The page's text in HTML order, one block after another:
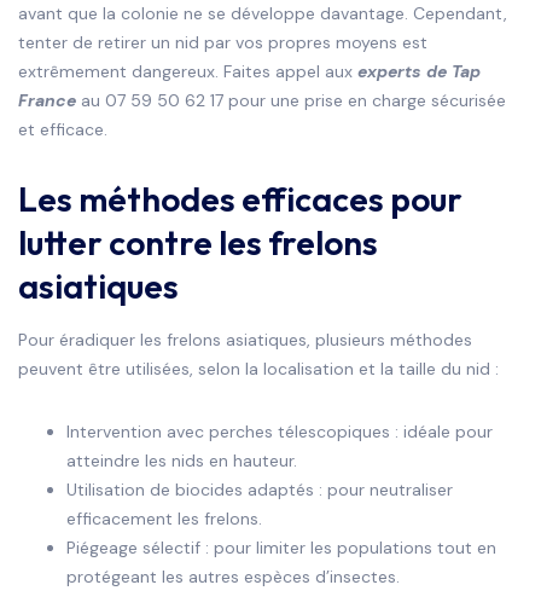
avant que la colonie ne se développe davantage. Cependant,
tenter de retirer un nid par vos propres moyens est
extrêmement dangereux. Faites appel aux experts de Tap
France au 07 59 50 62 17 pour une prise en charge sécurisée
et efficace.
Les méthodes efficaces pour
lutter contre les frelons
asiatiques
Pour éradiquer les frelons asiatiques, plusieurs méthodes
peuvent être utilisées, selon la localisation et la taille du nid :
Intervention avec perches télescopiques : idéale pour
atteindre les nids en hauteur.
Utilisation de biocides adaptés : pour neutraliser
efficacement les frelons.
Piégeage sélectif : pour limiter les populations tout en
protégeant les autres espèces d’insectes.